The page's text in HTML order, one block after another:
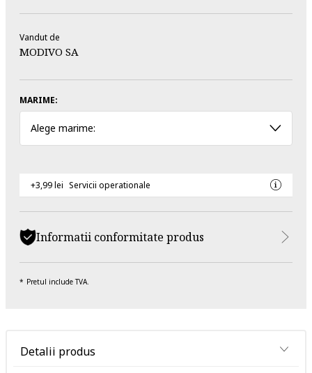
Vandut de
MODIVO SA
MARIME:
Alege marime:
+3,99 lei Servicii operationale
Informatii conformitate produs
Pretul include TVA.
Detalii produs